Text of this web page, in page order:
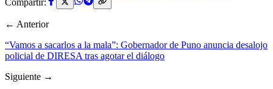
Compartir:
← Anterior
“Vamos a sacarlos a la mala”: Gobernador de Puno anuncia desalojo
policial de DIRESA tras agotar el diálogo
Siguiente →